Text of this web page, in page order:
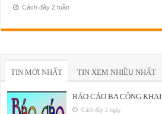
Cách đây 2 tuần
TIN MỚI NHẤT TIN XEM NHIỀU NHẤT
BÁO CÁO BA CÔNG KHAI
Cách đây 2 ngày